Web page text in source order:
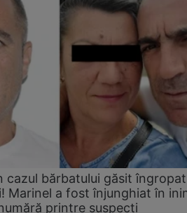
cazul bărbatului găsit
Marinel a fost înjunghiat în
printre suspecți